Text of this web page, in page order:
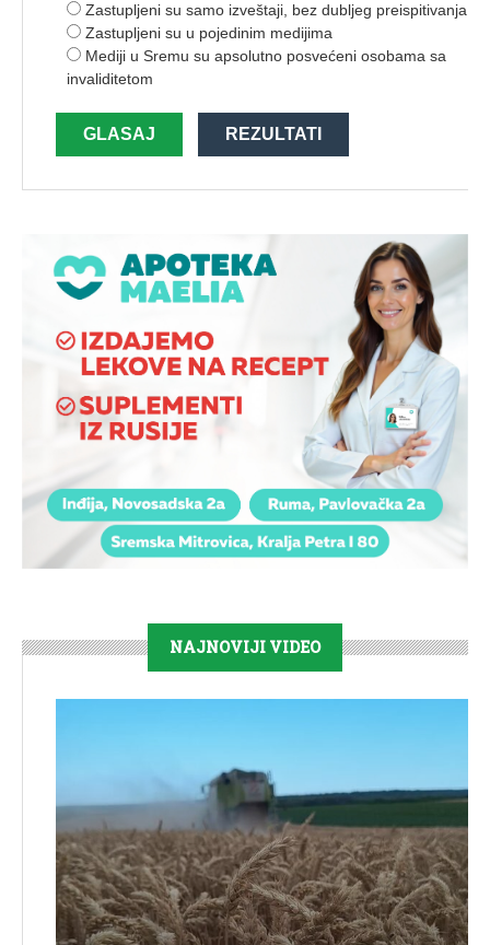
Zastupljeni su samo izveštaji, bez dubljeg preispitivanja
Zastupljeni su u pojedinim medijima
Mediji u Sremu su apsolutno posvećeni osobama sa
invaliditetom
GLASAJ REZULTATI
NAJNOVIJI VIDEO